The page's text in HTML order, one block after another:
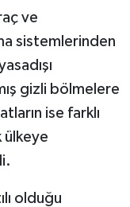
ve
sistemlerinden
gizli bölmelere
ise farklı
ülkeye
olduğu